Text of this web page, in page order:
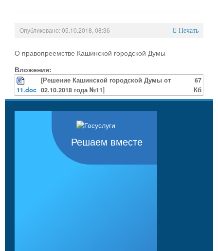
Опубликовано: 05.10.2018, 08:36 Печать
О правопреемстве Кашинской городской Думы
Вложения:
11.doc
[Решение Кашинской городской Думы от
02.10.2018 года №11]
67
Кб
Решаем вместе